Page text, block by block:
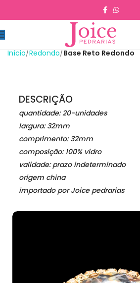
Início Redondo Base Reto Redondo
DESCRIÇÃO
quantidade: 20-unidades
largura: 32mm
comprimento: 32mm
composição: 100% vidro
validade: prazo indeterminado
origem china
importado por Joice pedrarias